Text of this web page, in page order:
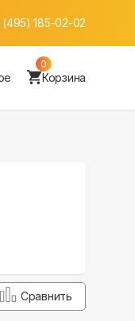
(495) 185-02-02
0
Корзина
Сравнить